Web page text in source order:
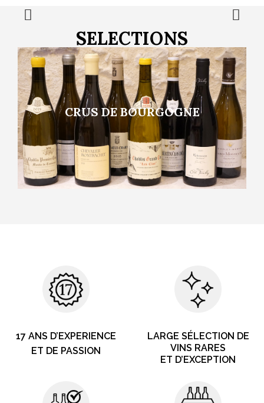
SELECTIONS
CRUS DE BOURGOGNE
17 ANS D’EXPERIENCE
ET DE PASSION
LARGE SÉLECTION DE
VINS RARES
ET D’EXCEPTION